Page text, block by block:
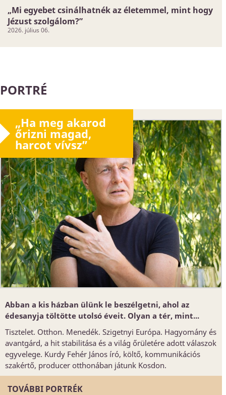
„Mi egyebet csinálhatnék az életemmel, mint hogy
Jézust szolgálom?”
2026. július 06.
PORTRÉ
„Ha meg akarod
őrizni magad,
harcot vívsz”
Abban a kis házban ülünk le beszélgetni, ahol az
édesanyja töltötte utolsó éveit. Olyan a tér, mint...
Tisztelet. Otthon. Menedék. Szigetnyi Európa. Hagyomány és
avantgárd, a hit stabilitása és a világ őrületére adott válaszok
egyvelege. Kurdy Fehér János író, költő, kommunikációs
szakértő, producer otthonában játunk Kosdon.
TOVÁBBI PORTRÉK